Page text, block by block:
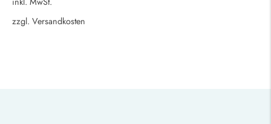
zzgl. Versandkosten